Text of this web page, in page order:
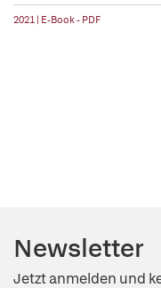
2021 | E-Book - PDF
Newsletter
Jetzt anmelden und